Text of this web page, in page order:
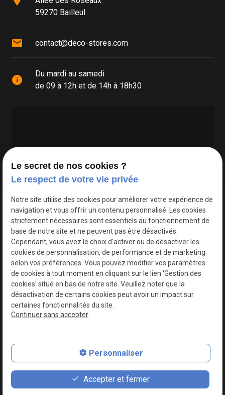
59270 Bailleul
mail contact@deco-stores.com
info
Du mardi au samedi
de 09 à 12h et de 14h à 18h30
Google Maps Search API est désactivé.
Plan du site
Mentions légales
Politique de confidentialité
Le secret de nos cookies ?
Le respect de votre vie privée
Notre site utilise des cookies pour améliorer votre expérience de
navigation et vous offrir un contenu personnalisé. Les cookies
strictement nécessaires sont essentiels au fonctionnement de
base de notre site et ne peuvent pas être désactivés.
Cependant, vous avez le choix d'activer ou de désactiver les
cookies de personnalisation, de performance et de marketing
selon vos préférences. Vous pouvez modifier vos paramètres
de cookies à tout moment en cliquant sur le lien 'Gestion des
cookies' situé en bas de notre site. Veuillez noter que la
désactivation de certains cookies peut avoir un impact sur
certaines fonctionnalités du site.
Continuer sans accepter
Personnaliser
Accepter et fermer